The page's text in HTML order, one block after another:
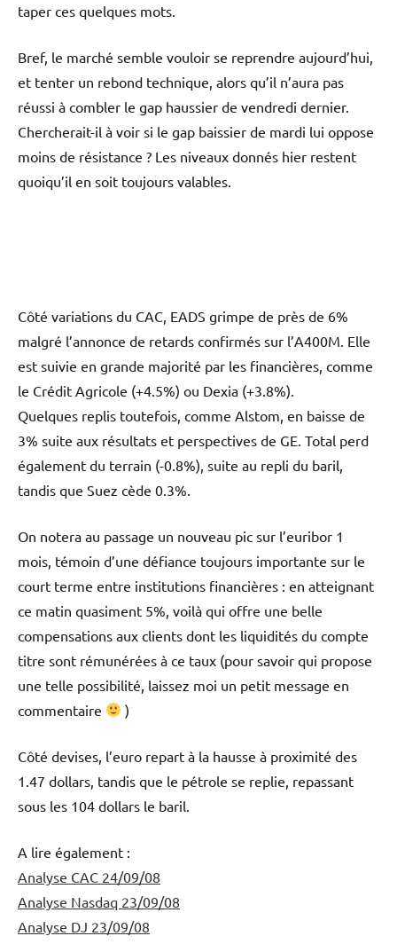
taper ces quelques mots.
Bref, le marché semble vouloir se reprendre aujourd’hui,
et tenter un rebond technique, alors qu’il n’aura pas
réussi à combler le gap haussier de vendredi dernier.
Chercherait-il à voir si le gap baissier de mardi lui oppose
moins de résistance ? Les niveaux donnés hier restent
quoiqu’il en soit toujours valables.
Côté variations du CAC, EADS grimpe de près de 6%
malgré l’annonce de retards confirmés sur l’A400M. Elle
est suivie en grande majorité par les financières, comme
le Crédit Agricole (+4.5%) ou Dexia (+3.8%).
Quelques replis toutefois, comme Alstom, en baisse de
3% suite aux résultats et perspectives de GE. Total perd
également du terrain (-0.8%), suite au repli du baril,
tandis que Suez cède 0.3%.
On notera au passage un nouveau pic sur l’euribor 1
mois, témoin d’une défiance toujours importante sur le
court terme entre institutions financières : en atteignant
ce matin quasiment 5%, voilà qui offre une belle
compensations aux clients dont les liquidités du compte
titre sont rémunérées à ce taux (pour savoir qui propose
une telle possibilité, laissez moi un petit message en
commentaire
)
Côté devises, l’euro repart à la hausse à proximité des
1.47 dollars, tandis que le pétrole se replie, repassant
sous les 104 dollars le baril.
A lire également :
Analyse CAC 24/09/08
Analyse Nasdaq 23/09/08
Analyse DJ 23/09/08